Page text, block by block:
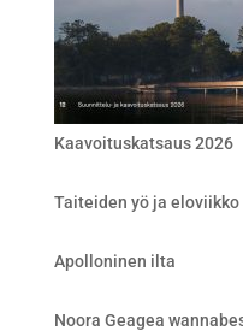
Kaavoituskatsaus 2026
Taiteiden yö ja eloviikko
Apolloninen ilta
Noora Geagea